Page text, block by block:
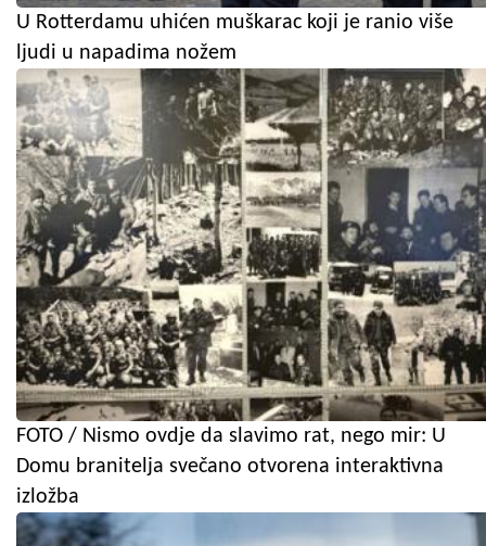
U Rotterdamu uhićen muškarac koji je ranio više
ljudi u napadima nožem
FOTO / Nismo ovdje da slavimo rat, nego mir: U
Domu branitelja svečano otvorena interaktivna
izložba